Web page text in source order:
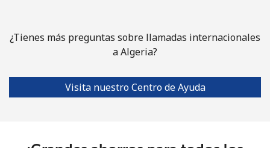
¿Tienes más preguntas sobre llamadas internacionales
a Algeria?
Visita nuestro Centro de Ayuda